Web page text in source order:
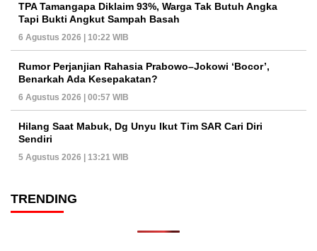
TPA Tamangapa Diklaim 93%, Warga Tak Butuh Angka
Tapi Bukti Angkut Sampah Basah
6 Agustus 2026 | 10:22 WIB
Rumor Perjanjian Rahasia Prabowo–Jokowi ‘Bocor’,
Benarkah Ada Kesepakatan?
6 Agustus 2026 | 00:57 WIB
Hilang Saat Mabuk, Dg Unyu Ikut Tim SAR Cari Diri
Sendiri
5 Agustus 2026 | 13:21 WIB
TRENDING